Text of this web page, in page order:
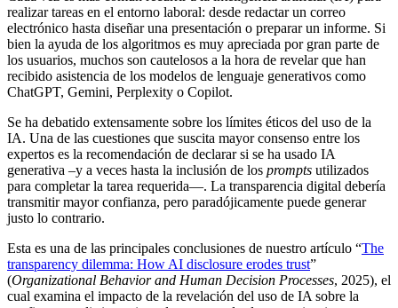
realizar tareas en el entorno laboral: desde redactar un correo
electrónico hasta diseñar una presentación o preparar un informe. Si
bien la ayuda de los algoritmos es muy apreciada por gran parte de
los usuarios, muchos son cautelosos a la hora de revelar que han
recibido asistencia de los modelos de lenguaje generativos como
ChatGPT, Gemini, Perplexity o Copilot.
Se ha debatido extensamente sobre los límites éticos del uso de la
IA. Una de las cuestiones que suscita mayor consenso entre los
expertos es la recomendación de declarar si se ha usado IA
generativa –y a veces hasta la inclusión de los prompts utilizados
para completar la tarea requerida—. La transparencia digital debería
transmitir mayor confianza, pero paradójicamente puede generar
justo lo contrario.
Esta es una de las principales conclusiones de nuestro artículo “The
transparency dilemma: How AI disclosure erodes trust”
(Organizational Behavior and Human Decision Processes, 2025), el
cual examina el impacto de la revelación del uso de IA sobre la